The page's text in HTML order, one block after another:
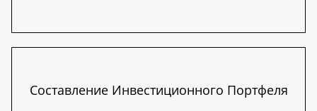
Составление Инвестиционного Портфеля